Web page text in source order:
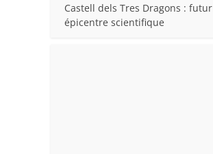
Castell dels Tres Dragons : futur
épicentre scientifique